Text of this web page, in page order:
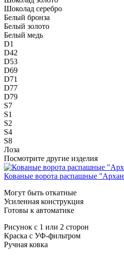
Шоколад серебро
Белый бронза
Белый золото
Белый медь
D1
D42
D53
D69
D71
D77
D79
S7
S1
S2
S4
S8
Лоза
Посмотрите другие изделия
Кованые ворота распашные
Могут быть откатные
Усиленная конструкция
Готовы к автоматике
Рисунок с 1 или 2 сторон
Краска с УФ-фильтром
Ручная ковка